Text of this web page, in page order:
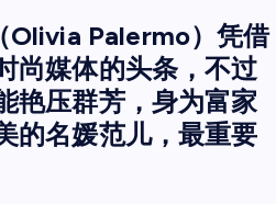
Olivia Palermo）凭借
尚媒体的头条，不过
艳压群芳，身为富家
的名媛范儿，最重要